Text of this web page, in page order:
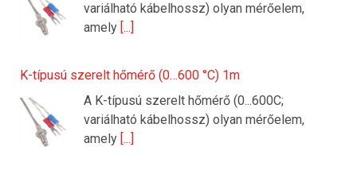
variálható kábelhossz) olyan mérőelem,
amely [...]
K-típusú szerelt hőmérő (0…600 °C) 1m
A K-típusú szerelt hőmérő (0...600C;
variálható kábelhossz) olyan mérőelem,
amely [...]